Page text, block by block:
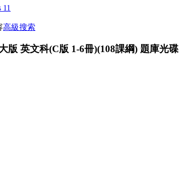
高級搜索
版 英文科(C版 1-6冊)(108課綱) 題庫光碟